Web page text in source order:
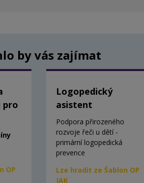
by vás zajímat
pro
OP
Logopedický
asistent
Podpora přirozeného
rozvoje řeči u dětí -
primární logopedická
prevence
Lze hradit ze Šablon OP
JAK